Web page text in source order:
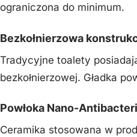
ograniczona do minimum.
Bezkołnierzowa
Tradycyjne toalety
bezkołnierzowej. Gładka
Powłoka Nano-
Ceramika stosowana w